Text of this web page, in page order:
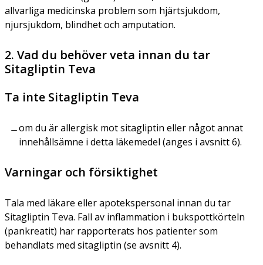
allvarliga medicinska problem som hjärtsjukdom,
njursjukdom, blindhet och amputation.
2. Vad du behöver veta innan du tar
Sitagliptin Teva
Ta inte Sitagliptin Teva
om du är allergisk mot sitagliptin eller något annat
innehållsämne i detta läkemedel (anges i avsnitt 6).
Varningar och försiktighet
Tala med läkare eller apotekspersonal innan du tar
Sitagliptin Teva. Fall av inflammation i bukspottkörteln
(pankreatit) har rapporterats hos patienter som
behandlats med sitagliptin (se avsnitt 4).